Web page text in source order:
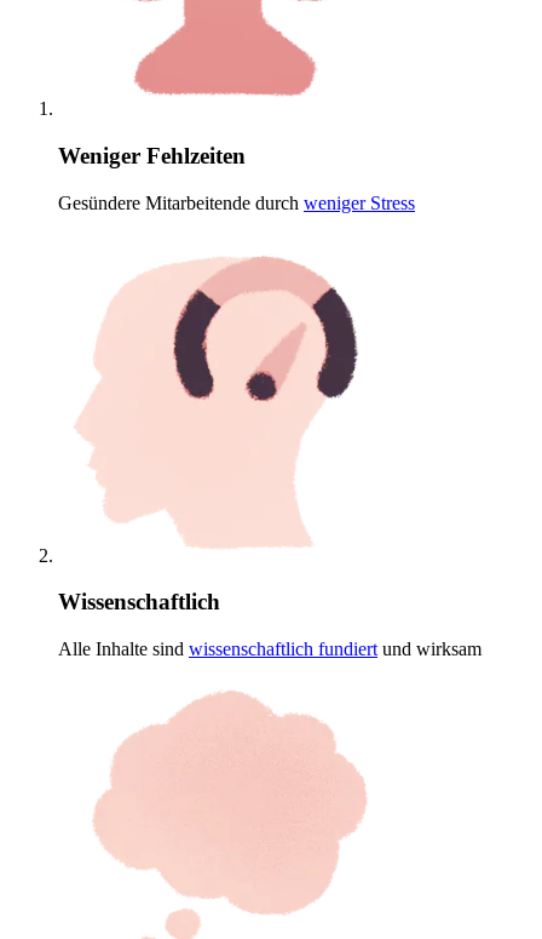
Weniger Fehlzeiten
Gesündere Mitarbeitende durch weniger Stress
Wissenschaftlich
Alle Inhalte sind wissenschaftlich fundiert und wirksam